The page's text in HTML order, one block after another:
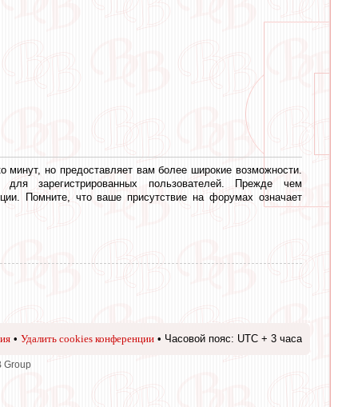
минут, но предоставляет вам более широкие возможности.
зарегистрированных пользователей. Прежде чем
Помните, что ваше присутствие на форумах означает
• Удалить cookies конференции • Часовой пояс: UTC + 3 часа
Group